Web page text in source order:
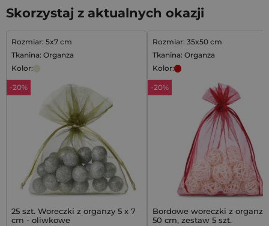
Skorzystaj z aktualnych okazji
Rozmiar: 5x7 cm
Tkanina: Organza
Kolor:
-20%
25 szt. Woreczki z organzy 5 x 7
cm - oliwkowe
Rozmiar: 35x50 cm
Tkanina: Organza
Kolor:
-20%
Bordowe woreczki z organzy
50 cm, zestaw 5 szt.